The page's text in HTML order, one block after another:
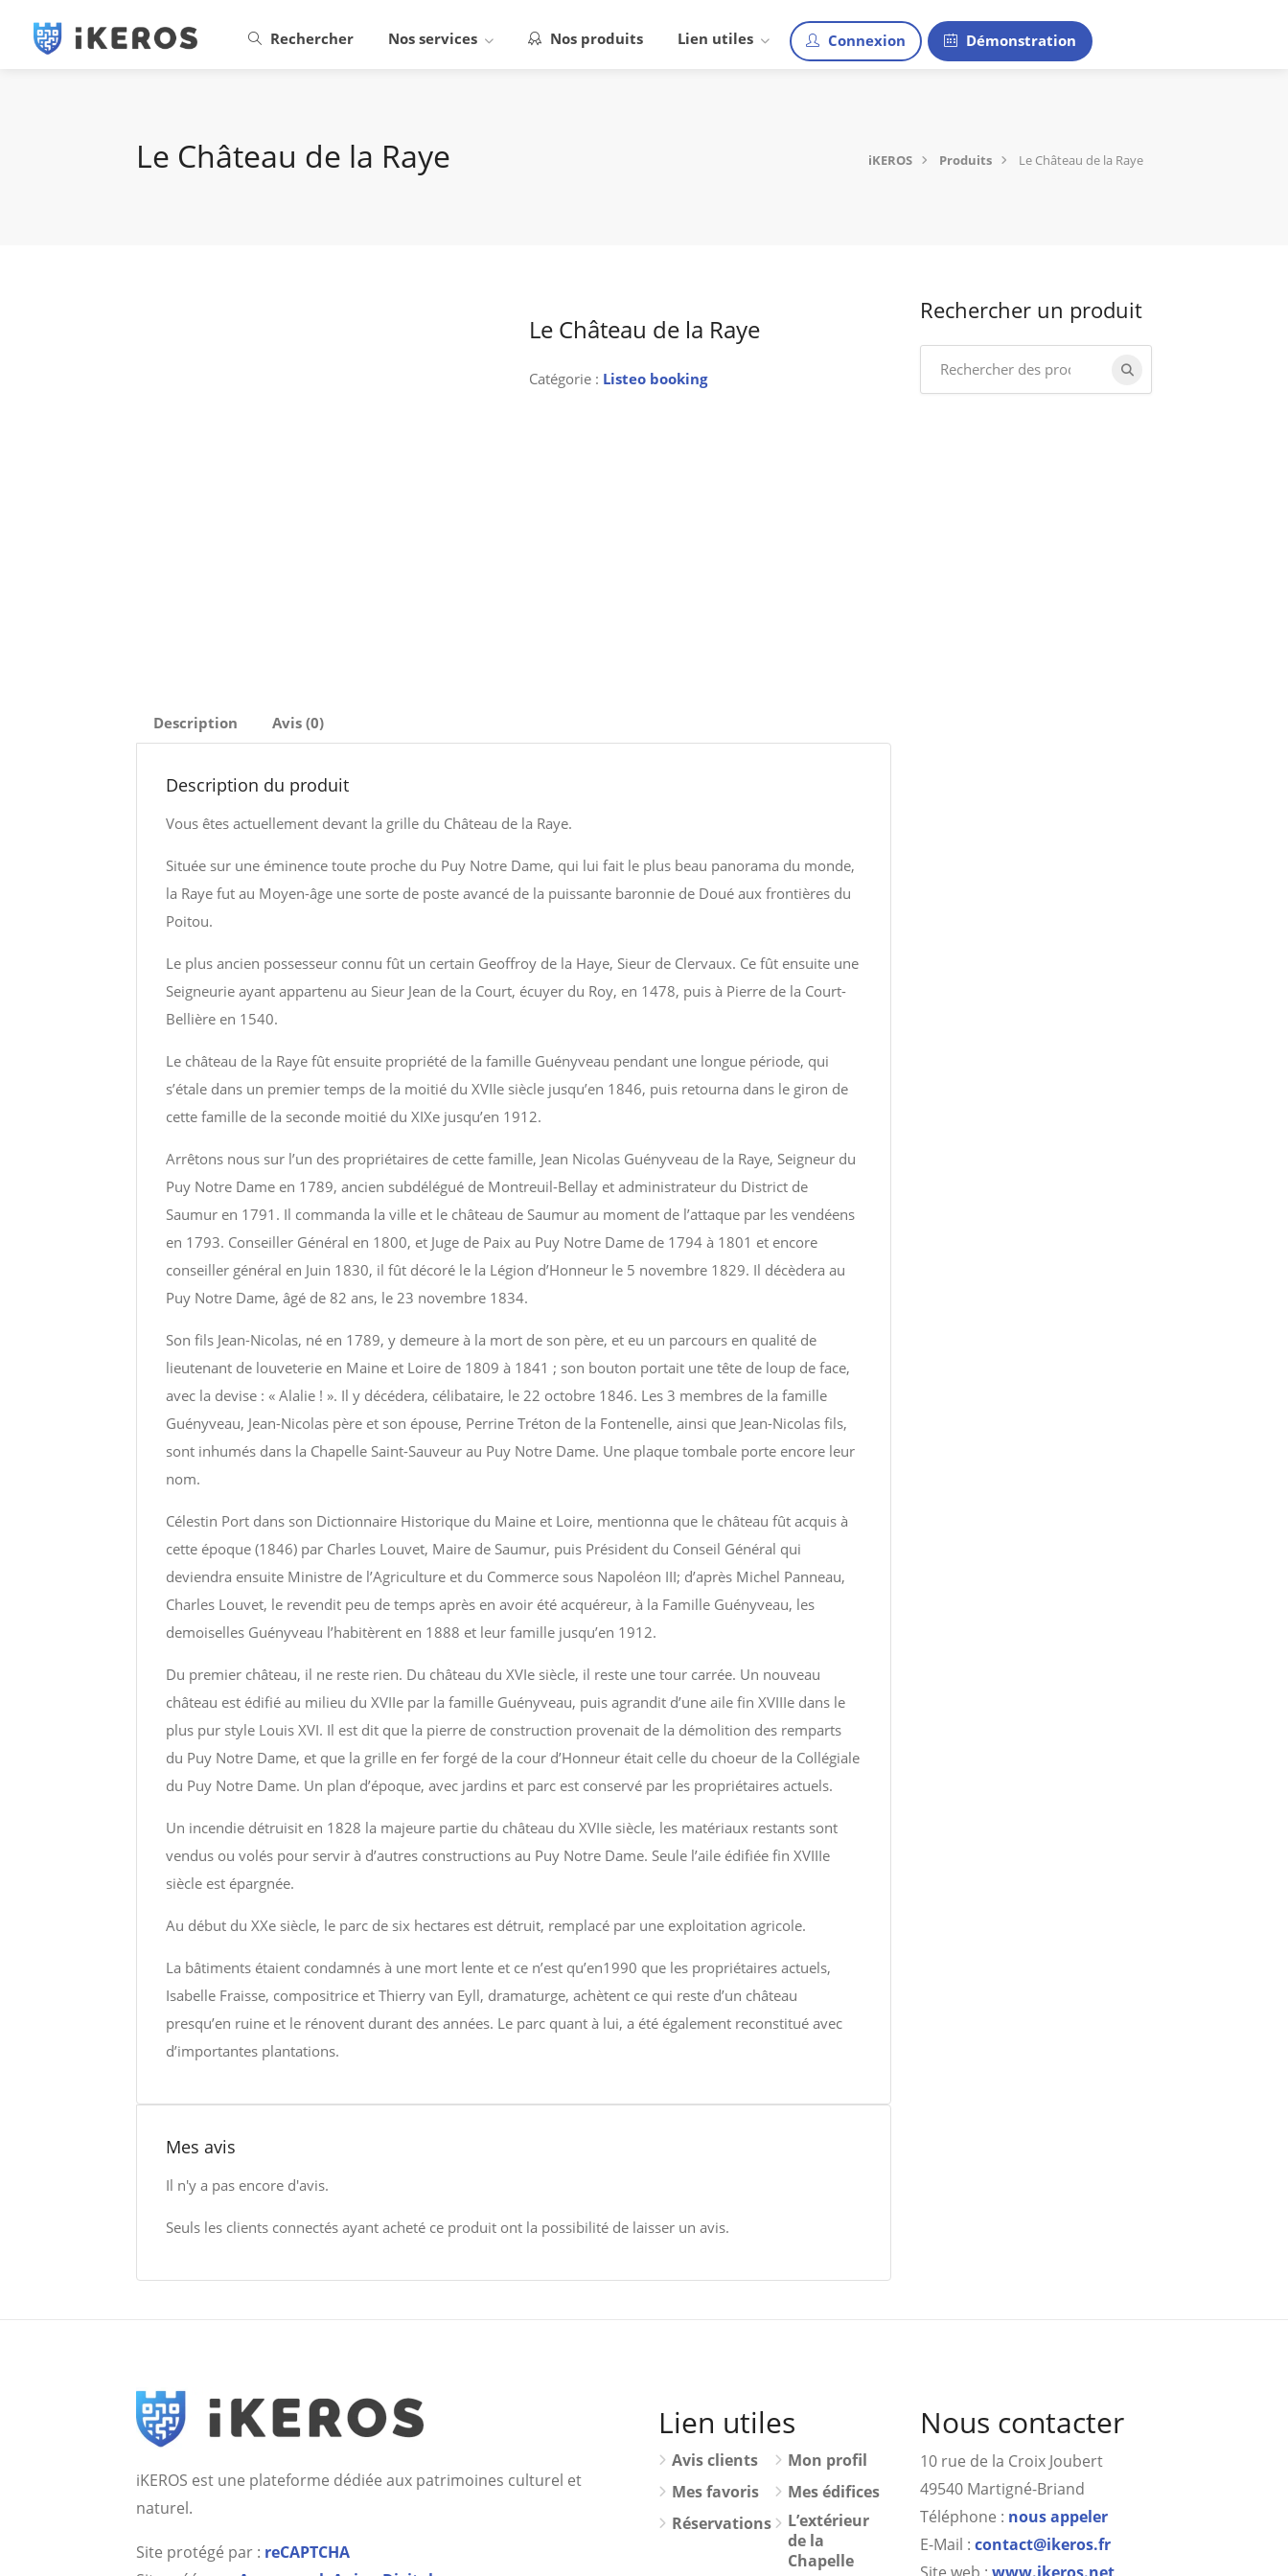
Rechercher Nos services Nos produits Lien utiles Connexion Démonstration
Le Château de la Raye iKEROS Produits Le Château de la Raye
Le Château de la Raye
Catégorie : Listeo booking
Description Avis (0)
Description du produit
Vous êtes actuellement devant la grille du Château de la Raye.
Située sur une éminence toute proche du Puy Notre Dame, qui lui fait le plus beau panorama du monde,
la Raye fut au Moyen-âge une sorte de poste avancé de la puissante baronnie de Doué aux frontières du
Poitou.
Le plus ancien possesseur connu fût un certain Geoffroy de la Haye, Sieur de Clervaux. Ce fût ensuite une
Seigneurie ayant appartenu au Sieur Jean de la Court, écuyer du Roy, en 1478, puis à Pierre de la Court-
Bellière en 1540.
Le château de la Raye fût ensuite propriété de la famille Guényveau pendant une longue période, qui
s’étale dans un premier temps de la moitié du XVIIe siècle jusqu’en 1846, puis retourna dans le giron de
cette famille de la seconde moitié du XIXe jusqu’en 1912.
Arrêtons nous sur l’un des propriétaires de cette famille, Jean Nicolas Guényveau de la Raye, Seigneur du
Puy Notre Dame en 1789, ancien subdélégué de Montreuil-Bellay et administrateur du District de
Saumur en 1791. Il commanda la ville et le château de Saumur au moment de l’attaque par les vendéens
en 1793. Conseiller Général en 1800, et Juge de Paix au Puy Notre Dame de 1794 à 1801 et encore
conseiller général en Juin 1830, il fût décoré le la Légion d’Honneur le 5 novembre 1829. Il décèdera au
Puy Notre Dame, âgé de 82 ans, le 23 novembre 1834.
Son fils Jean-Nicolas, né en 1789, y demeure à la mort de son père, et eu un parcours en qualité de
lieutenant de louveterie en Maine et Loire de 1809 à 1841 ; son bouton portait une tête de loup de face,
avec la devise : « Alalie ! ». Il y décédera, célibataire, le 22 octobre 1846. Les 3 membres de la famille
Guényveau, Jean-Nicolas père et son épouse, Perrine Tréton de la Fontenelle, ainsi que Jean-Nicolas fils,
sont inhumés dans la Chapelle Saint-Sauveur au Puy Notre Dame. Une plaque tombale porte encore leur
nom.
Célestin Port dans son Dictionnaire Historique du Maine et Loire, mentionna que le château fût acquis à
cette époque (1846) par Charles Louvet, Maire de Saumur, puis Président du Conseil Général qui
deviendra ensuite Ministre de l’Agriculture et du Commerce sous Napoléon III; d’après Michel Panneau,
Charles Louvet, le revendit peu de temps après en avoir été acquéreur, à la Famille Guényveau, les
demoiselles Guényveau l’habitèrent en 1888 et leur famille jusqu’en 1912.
Du premier château, il ne reste rien. Du château du XVIe siècle, il reste une tour carrée. Un nouveau
château est édifié au milieu du XVIIe par la famille Guényveau, puis agrandit d’une aile fin XVIIIe dans le
plus pur style Louis XVI. Il est dit que la pierre de construction provenait de la démolition des remparts
du Puy Notre Dame, et que la grille en fer forgé de la cour d’Honneur était celle du choeur de la Collégiale
du Puy Notre Dame. Un plan d’époque, avec jardins et parc est conservé par les propriétaires actuels.
Un incendie détruisit en 1828 la majeure partie du château du XVIIe siècle, les matériaux restants sont
vendus ou volés pour servir à d’autres constructions au Puy Notre Dame. Seule l’aile édifiée fin XVIIIe
siècle est épargnée.
Au début du XXe siècle, le parc de six hectares est détruit, remplacé par une exploitation agricole.
La bâtiments étaient condamnés à une mort lente et ce n’est qu’en1990 que les propriétaires actuels,
Isabelle Fraisse, compositrice et Thierry van Eyll, dramaturge, achètent ce qui reste d’un château
presqu’en ruine et le rénovent durant des années. Le parc quant à lui, a été également reconstitué avec
d’importantes plantations.
Mes avis
Il n'y a pas encore d'avis.
Seuls les clients connectés ayant acheté ce produit ont la possibilité de laisser un avis.
Rechercher un produit
iKEROS est une plateforme dédiée aux patrimoines culturel et
naturel.
Site protégé par : reCAPTCHA
Lien utiles
Avis clients
Mes favoris
Réservations
Mon profil
Mes édifices
L’extérieur
de la
Chapelle
Nous contacter
10 rue de la Croix Joubert
49540 Martigné-Briand
Téléphone : nous appeler
E-Mail : contact@ikeros.fr